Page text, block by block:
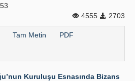
4555
2703
Tam Metin PDF
Kuruluşu Esnasında Bizans